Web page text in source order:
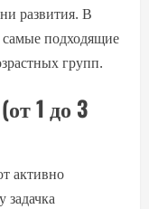
развития. В
подходящие
групп.
1 до 3
активно
задачка